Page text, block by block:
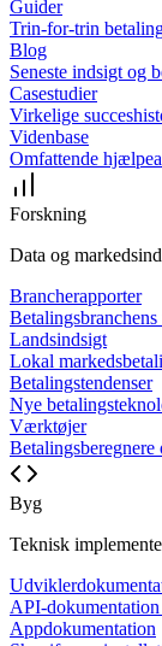
Guider
Trin-for-trin
Blog
Seneste indsigt og
Casestudier
Virkelige
Videnbase
Omfattende
Forskning
Data og
Brancherapporter
Landsindsigt
Lokal
Betalingstendenser
Nye
Værktøjer
Byg
Teknisk
API-
Appdokumentation